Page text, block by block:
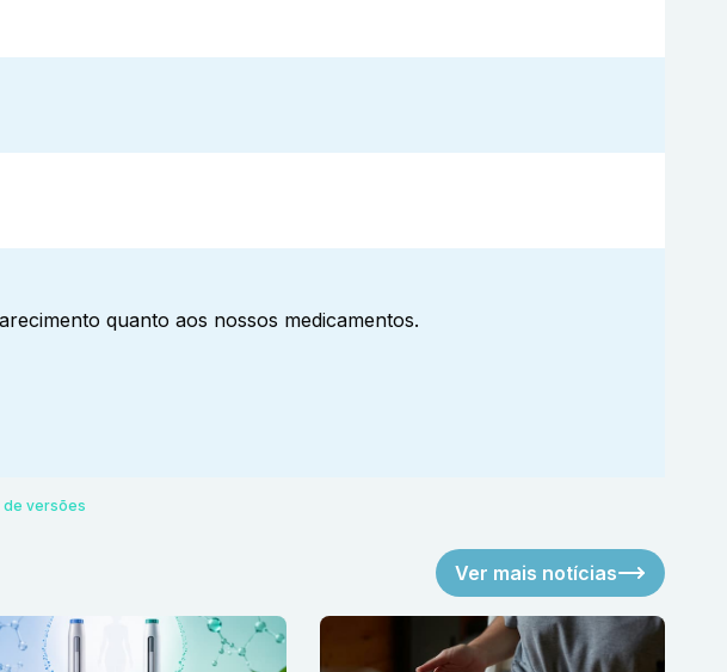
quanto aos nossos medicamentos.
de versões
Ver mais notícias